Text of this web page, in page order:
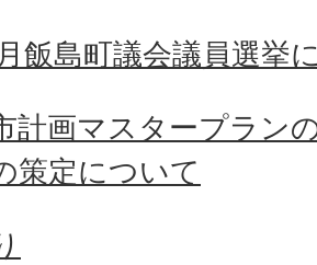
飯島町議会議員選挙
計画マスタープラン
策定について